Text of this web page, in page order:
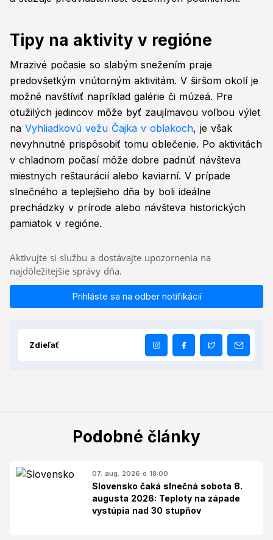
Tipy na aktivity v regióne
Mrazivé počasie so slabým snežením praje
predovšetkým vnútorným aktivitám. V širšom okolí je
možné navštíviť napríklad galérie či múzeá. Pre
otužilých jedincov môže byť zaujímavou voľbou výlet
na Vyhliadkovú vežu Čajka v oblakoch, je však
nevyhnutné prispôsobiť tomu oblečenie. Po aktivitách
v chladnom počasí môže dobre padnúť návšteva
miestnych reštaurácií alebo kaviarní. V prípade
slnečného a teplejšieho dňa by boli ideálne
prechádzky v prírode alebo návšteva historických
pamiatok v regióne.
Aktivujte si službu a dostávajte upozornenia na
najdôležitejšie správy dňa.
Prihláste sa na odber notifikácií
Zdieľať
Podobné články
07. aug. 2026 o 18:00
Slovensko čaká slnečná sobota 8.
augusta 2026: Teploty na západe
vystúpia nad 30 stupňov